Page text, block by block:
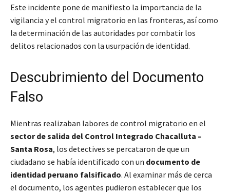
Este incidente pone de manifiesto la importancia de la
vigilancia y el control migratorio en las fronteras, así como
la determinación de las autoridades por combatir los
delitos relacionados con la usurpación de identidad.
Descubrimiento del Documento
Falso
Mientras realizaban labores de control migratorio en el
sector de salida del Control Integrado Chacalluta –
Santa Rosa, los detectives se percataron de que un
ciudadano se había identificado con un documento de
identidad peruano falsificado. Al examinar más de cerca
el documento, los agentes pudieron establecer que los